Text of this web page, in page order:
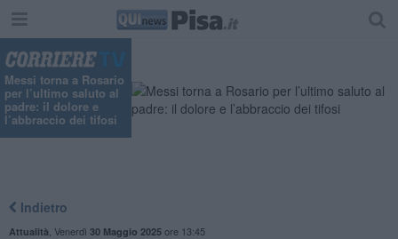
Messi torna a Rosario
per l’ultimo saluto al
padre: il dolore e
l’abbraccio dei tifosi
Indietro
Attualità Venerdì 30 Maggio 2025ore 13:45